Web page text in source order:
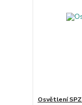
Osvětlení